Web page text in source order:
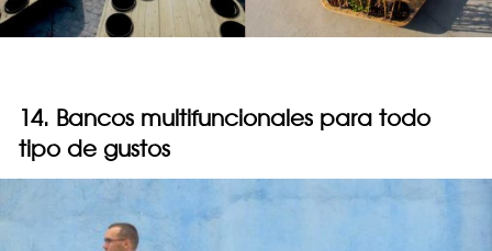
14. Bancos multifuncionales para todo
tipo de gustos